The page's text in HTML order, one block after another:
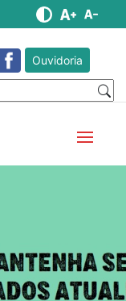
Ouvidoria